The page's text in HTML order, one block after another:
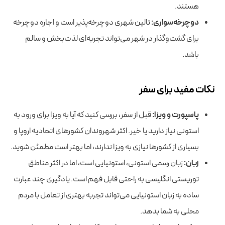
هستند.
دوچرخه‌سواری:تالین شهری دوچرخه‌پذیر است و اجاره دوچرخه
برای گشت‌وگذار در شهر می‌تواند تجربه‌ای لذت‌بخش و سالم
باشد.
نکات مفید برای سفر
پاسپورت و ویزا:قبل از سفر، بررسی کنید که آیا به ویزا برای ورود به
استونی نیاز دارید یا خیر. اکثر شهروندان کشورهای اتحادیه اروپا و
بسیاری از کشورها نیازی به ویزا ندارند، اما بهتر است مطمئن شوید.
زبان:زبان رسمی استونی، استونیایی است، اما در اکثر مناطق
توریستی انگلیسی به راحتی قابل فهم است. یادگیری چند عبارت
ساده به زبان استونیایی می‌تواند تجربه بهتری از تعامل با مردم
محلی به شما بدهد.